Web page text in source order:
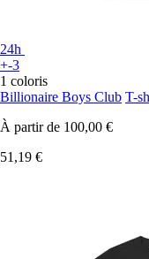
24h
+-3
1 coloris
Billionaire Boys Club T-
À partir de 100,00 €
51,19 €